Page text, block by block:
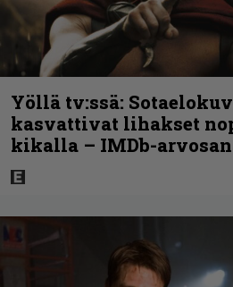
Yöllä tv:ssä:
kasvattivat lihakset
kikalla – IMDb-